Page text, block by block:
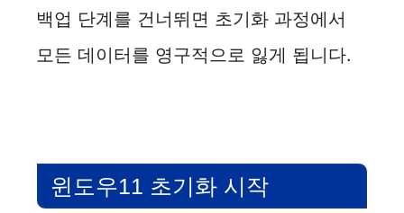
y
V
d
백업 단계를 건너뛰면 초기화 과정에서
모든 데이터를 영구적으로 잃게 됩니다.
윈도우11 초기화 시작